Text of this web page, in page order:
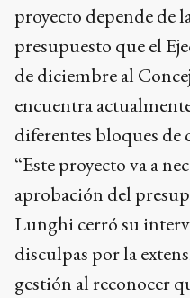
proyecto depende de
presupuesto que el
de diciembre al
encuentra
diferentes bloques de
“Este proyecto va a
aprobación del
Lunghi cerró su
disculpas por la
gestión al reconocer